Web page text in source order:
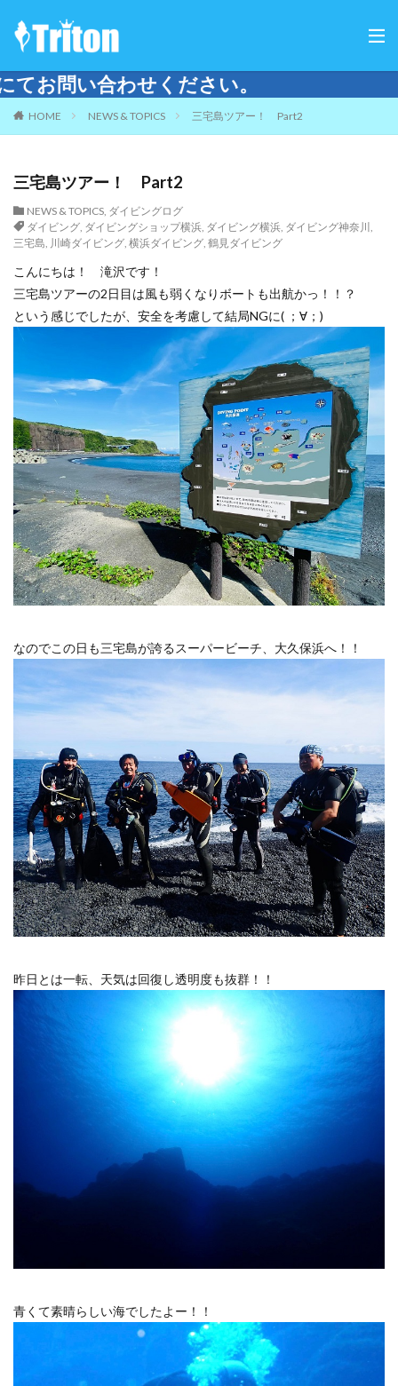
HOME NEWS & TOPICS 三宅島ツアー！ Part2
三宅島ツアー！ Part2
NEWS & TOPICS, ダイビングログ
ダイビング, ダイビングショップ横浜, ダイビング横浜, ダイビング神奈川 ,
三宅島, 川崎ダイビング, 横浜ダイビング, 鶴見ダイビング
こんにちは！ 滝沢です！
三宅島ツアーの2日目は風も弱くなりボートも出航かっ！！？
という感じでしたが、安全を考慮して結局NGに( ；∀；)
なのでこの日も三宅島が誇るスーパービーチ、大久保浜へ！！
昨日とは一転、天気は回復し透明度も抜群！！
青くて素晴らしい海でしたよー！！